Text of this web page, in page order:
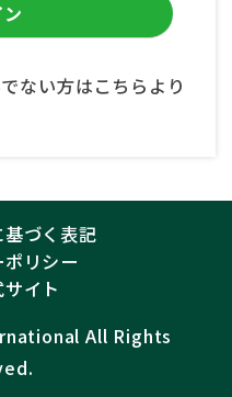
ない方はこちらより
づく表記
リシー
イト
All Rights